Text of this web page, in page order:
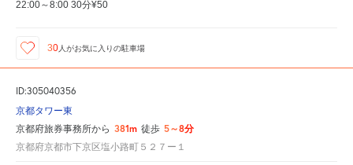
22:00～8:00 30分¥50
30人がお気に入りの駐車場
ID:305040356
京都タワー東
京都府旅券事務所から 381m 徒歩 5～8分
京都府京都市下京区塩小路町５２７ー１